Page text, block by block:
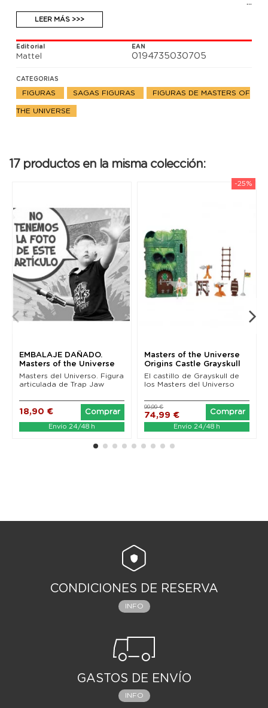
LEER MÁS >>>
Editorial
Mattel
EAN
0194735030705
CATEGORIAS
FIGURAS SAGAS FIGURAS FIGURAS DE MASTERS OF
THE UNIVERSE
17 productos en la misma colección:
EMBALAJE DAÑADO.
Masters of the Universe
Origins Figura 2022...
Masters del Universo. Figura
articulada de Trap Jaw
18,90 € Comprar
Envío 24/48 h
-25%
Masters of the Universe
Origins Castle Grayskull
El castillo de Grayskull de
los Masters del Universo
74,99 €
99,99 €
Comprar
Envío 24/48 h
CONDICIONES DE RESERVA
INFO
GASTOS DE ENVÍO
INFO